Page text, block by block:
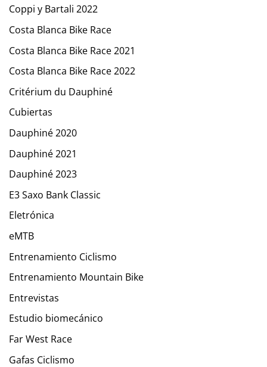
Coppi y Bartali 2022
Costa Blanca Bike Race
Costa Blanca Bike Race 2021
Costa Blanca Bike Race 2022
Critérium du Dauphiné
Cubiertas
Dauphiné 2020
Dauphiné 2021
Dauphiné 2023
E3 Saxo Bank Classic
Eletrónica
eMTB
Entrenamiento Ciclismo
Entrenamiento Mountain Bike
Entrevistas
Estudio biomecánico
Far West Race
Gafas Ciclismo